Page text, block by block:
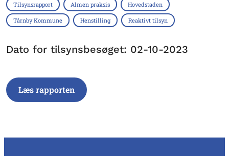
Tilsynsrapport Almen praksis Hovedstaden
Tårnby Kommune Henstilling Reaktivt tilsyn
Dato for tilsynsbesøget: 02-10-2023
Læs rapporten